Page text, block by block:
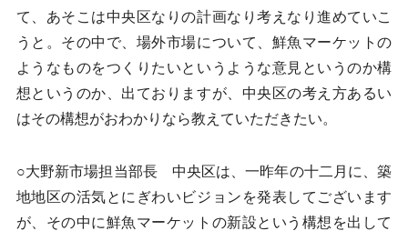
て、あそこは中央区なりの計画なり考えなり進めていこ
うと。その中で、場外市場について、鮮魚マーケットの
ようなものをつくりたいというような意見というのか構
想というのか、出ておりますが、中央区の考え方あるい
はその構想がおわかりなら教えていただきたい。
○大野新市場担当部長 中央区は、一昨年の十二月に、築
地地区の活気とにぎわいビジョンを発表してございます
が、その中に鮮魚マーケットの新設という構想を出して